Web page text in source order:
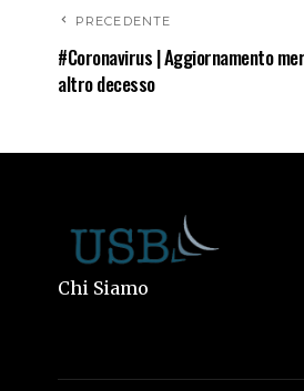
PRECEDENTE
#Coronavirus | Aggiornamento
altro decesso
Chi Siamo